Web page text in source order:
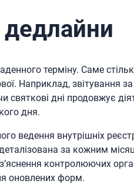
дедлайни
терміну. Саме
Наприклад, звітування
святкові дні продовжує
дня.
ведення внутрішніх
за кожним
контролюючих
оновлених форм.